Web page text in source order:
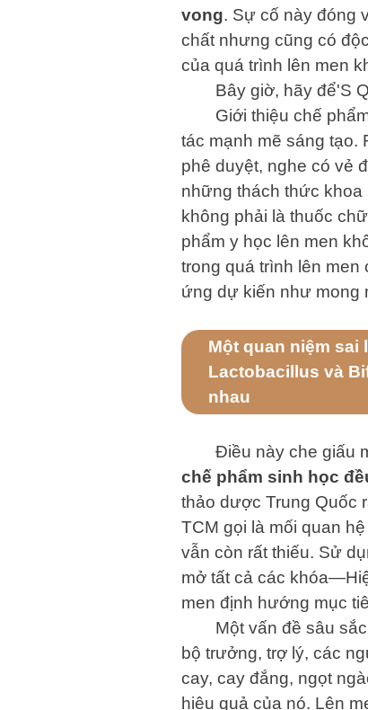
vong. Sự cố này đóng
chất nhưng cũng có
của quá trình lên men
Bây giờ, hãy để'S
Giới thiệu chế
tác mạnh mẽ sáng tạo.
phê duyệt, nghe có vẻ
những thách thức khoa
không phải là thuốc
phẩm y học lên men
trong quá trình lên
ứng dự kiến ​​như mong
Một quan niệm sai
Lactobacillus và
nhau
Điều này che giấu
chế phẩm sinh học
thảo dược Trung Quốc
TCM gọi là mối quan
vẫn còn rất thiếu. Sử
mở tất cả các
men định hướng mục
Một vấn đề sâu
bộ trưởng, trợ lý, các
cay, cay đắng, ngọt
hiệu quả của nó. Lên